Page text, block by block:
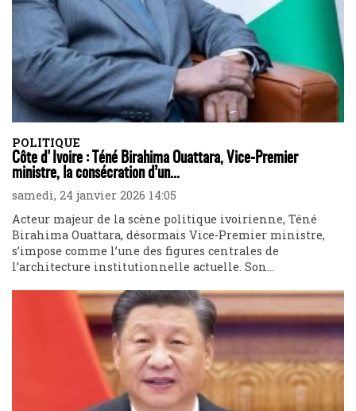
POLITIQUE
Côte d'Ivoire : Téné Birahima Ouattara, Vice-Premier
ministre, la consécration d’un...
samedi, 24 janvier 2026 14:05
Acteur majeur de la scène politique ivoirienne, Téné
Birahima Ouattara, désormais Vice-Premier ministre,
s’impose comme l’une des figures centrales de
l’architecture institutionnelle actuelle. Son...